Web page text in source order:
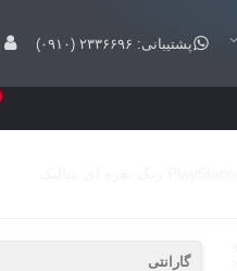
پشتیبانی: ۲۳۳۶۶۹۶ (۰۹۱۰)
گارانتی